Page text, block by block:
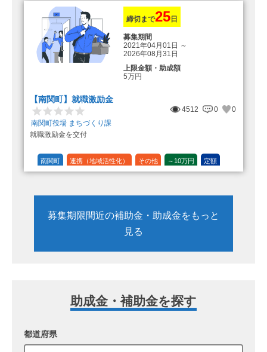
1/3 (33%)
締切まで25日
募集期間
2021年04月01日 ～
2026年08月31日
上限金額・助成額
5万円
【南関町】就職激励金
4512 0
0
南関町役場 まちづくり課
就職激励金を交付
南関町 連携（地域活性化） その他 ～10万円 定額
募集期限間近の補助金・助成金をもっと
見る
助成金・補助金を探す
都道府県